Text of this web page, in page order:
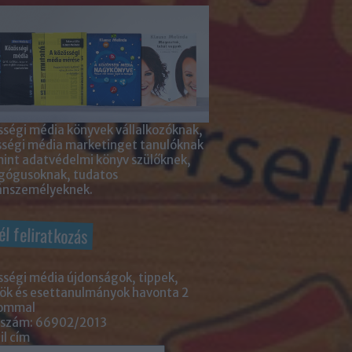
média könyvek vállalkozóknak,
média marketinget tanulóknak
adatvédelmi könyv szülőknek,
tudatos
feliratkozás
média újdonságok, tippek,
és esettanulmányok havonta 2
66902/2013
cím